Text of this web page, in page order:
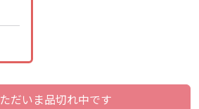
ただいま品切れ中です